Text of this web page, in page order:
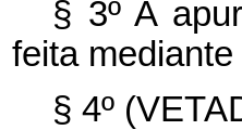
§ 3º A
feita
§ 4º